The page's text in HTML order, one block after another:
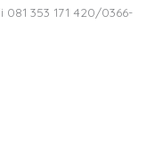
353 171 420/0366-